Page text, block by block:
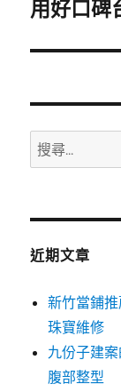
一
文
用好口碑
搜
尋
鍵
近期文章
新竹當鋪
珠寶維修
九份子建
腹部整型